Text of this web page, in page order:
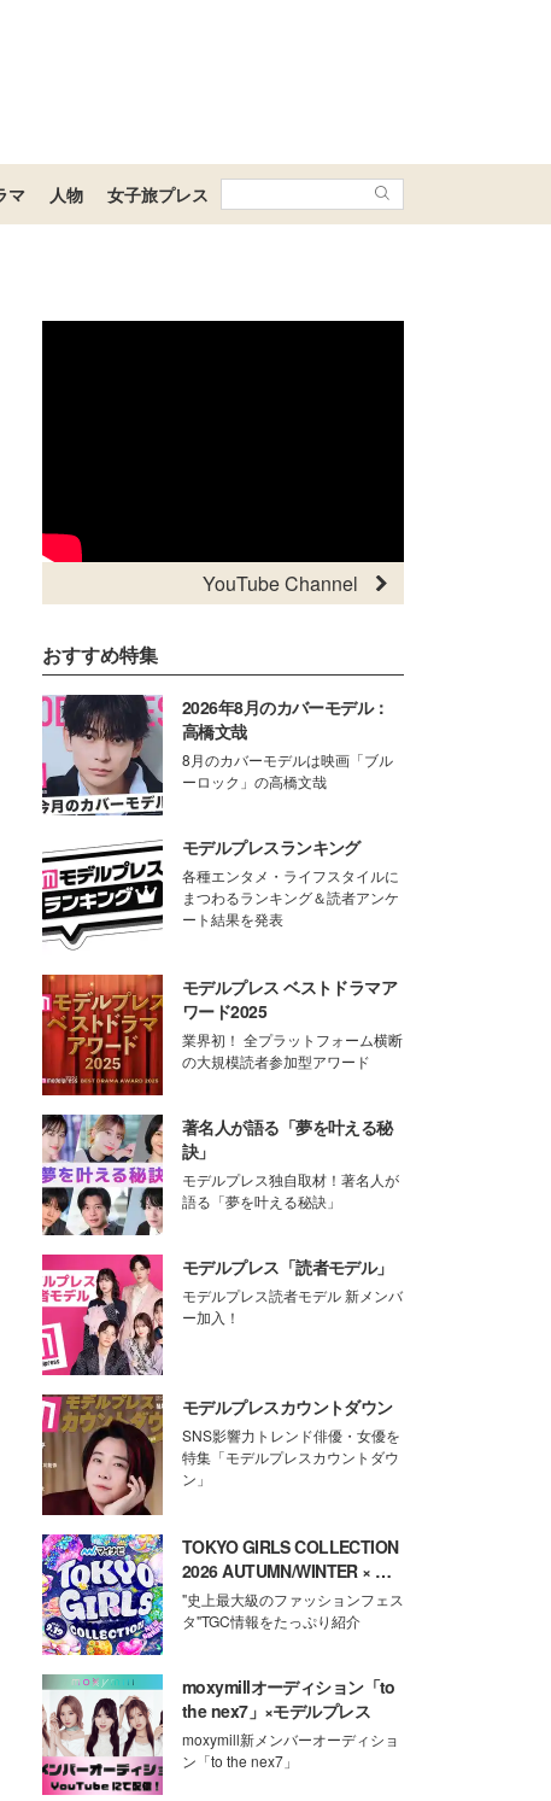
マ 人物 女子旅プレス
YouTube Channel
おすすめ特集
2026年8月のカバーモデル：
高橋文哉
8月のカバーモデルは映画「ブル
ーロック」の高橋文哉
モデルプレスランキング
各種エンタメ・ライフスタイルに
まつわるランキング＆読者アンケ
ート結果を発表
モデルプレス ベストドラマア
ワード2025
業界初！ 全プラットフォーム横断
の大規模読者参加型アワード
著名人が語る「夢を叶える秘
訣」
モデルプレス独自取材！著名人が
語る「夢を叶える秘訣」
モデルプレス「読者モデル」
モデルプレス読者モデル 新メンバ
ー加入！
モデルプレスカウントダウン
SNS影響力トレンド俳優・女優を
特集「モデルプレスカウントダウ
ン」
TOKYO GIRLS COLLECTION
2026 AUTUMN/WINTER × モ
デルプレス
"史上最大級のファッションフェス
タ"TGC情報をたっぷり紹介
moxymillオーディション「to
the nex7」×モデルプレス
moxymill新メンバーオーディショ
ン「to the nex7」